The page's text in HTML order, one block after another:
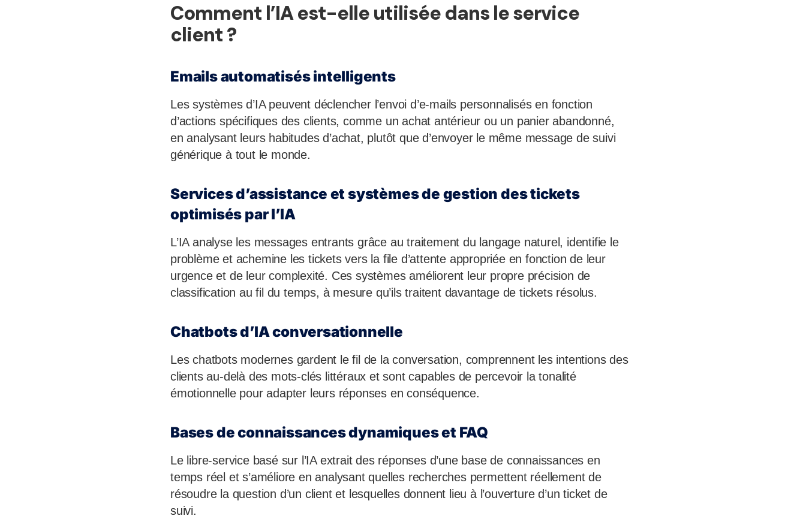
Comment l’IA est-elle utilisée dans le service
client ?
Emails automatisés intelligents
Les systèmes d’IA peuvent déclencher l’envoi d’e-mails personnalisés en fonction
d’actions spécifiques des clients, comme un achat antérieur ou un panier abandonné,
en analysant leurs habitudes d’achat, plutôt que d’envoyer le même message de suivi
générique à tout le monde.
Services d’assistance et systèmes de gestion des tickets
optimisés par l’IA
L’IA analyse les messages entrants grâce au traitement du langage naturel, identifie le
problème et achemine les tickets vers la file d’attente appropriée en fonction de leur
urgence et de leur complexité. Ces systèmes améliorent leur propre précision de
classification au fil du temps, à mesure qu’ils traitent davantage de tickets résolus.
Chatbots d’IA conversationnelle
Les chatbots modernes gardent le fil de la conversation, comprennent les intentions des
clients au-delà des mots-clés littéraux et sont capables de percevoir la tonalité
émotionnelle pour adapter leurs réponses en conséquence.
Bases de connaissances dynamiques et FAQ
Le libre-service basé sur l’IA extrait des réponses d’une base de connaissances en
temps réel et s’améliore en analysant quelles recherches permettent réellement de
résoudre la question d’un client et lesquelles donnent lieu à l’ouverture d’un ticket de
suivi.